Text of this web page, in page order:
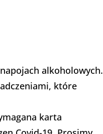
alkoholowych.
które
karta